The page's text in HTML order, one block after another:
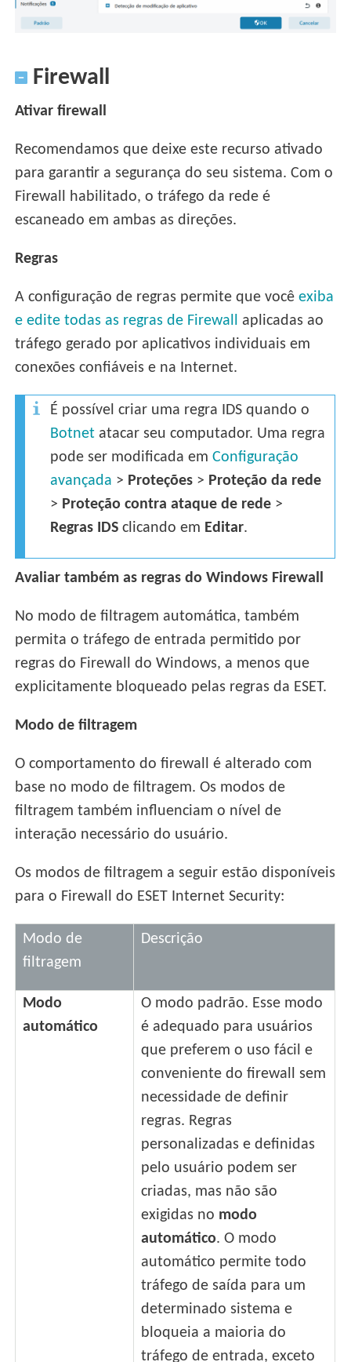
Firewall
Ativar firewall
Recomendamos que deixe este recurso ativado
para garantir a segurança do seu sistema. Com o
Firewall habilitado, o tráfego da rede é
escaneado em ambas as direções.
Regras
A configuração de regras permite que vocêexiba
e edite todas as regras de Firewall
aplicadas ao
tráfego gerado por aplicativos individuais em
conexões confiáveis e na Internet.
É possível criar uma regra IDS quando o
Botnet atacar seu computador. Uma regra
pode ser modificada emConfiguração
avançada > Proteções > Proteção da rede
> Proteção contra ataque de rede >
Regras IDS clicando em Editar.
Avaliar também as regras do Windows Firewall
No modo de filtragem automática, também
permita o tráfego de entrada permitido por
regras do Firewall do Windows, a menos que
explicitamente bloqueado pelas regras da ESET.
Modo de filtragem
O comportamento do firewall é alterado com
base no modo de filtragem. Os modos de
filtragem também influenciam o nível de
interação necessário do usuário.
Os modos de filtragem a seguir estão disponíveis
para o Firewall do ESET Internet Security:
Modo de
filtragem
Descrição
Modo
automático
O modo padrão. Esse modo
é adequado para usuários
que preferem o uso fácil e
conveniente do firewall sem
necessidade de definir
regras. Regras
personalizadas e definidas
pelo usuário podem ser
criadas, mas não são
exigidas no modo
automático. O modo
automático permite todo
tráfego de saída para um
determinado sistema e
bloqueia a maioria do
tráfego de entrada, exceto